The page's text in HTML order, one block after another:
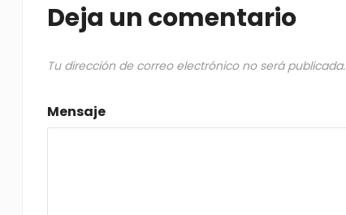
Deja un comentario
Tu dirección de correo electrónico no será publicada.
Mensaje